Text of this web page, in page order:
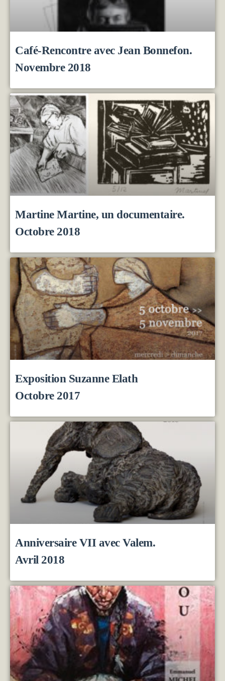
Café-Rencontre avec Jean Bonnefon.
Novembre 2018
Martine Martine, un documentaire.
Octobre 2018
Exposition Suzanne Elath
Octobre 2017
Anniversaire VII avec Valem.
Avril 2018